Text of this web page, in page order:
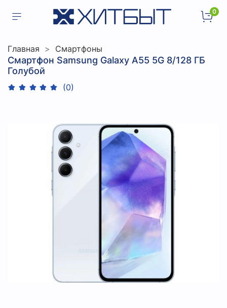
0
Главная Смартфоны
Смартфон Samsung Galaxy A55 5G 8/128 ГБ
Голубой
(0)